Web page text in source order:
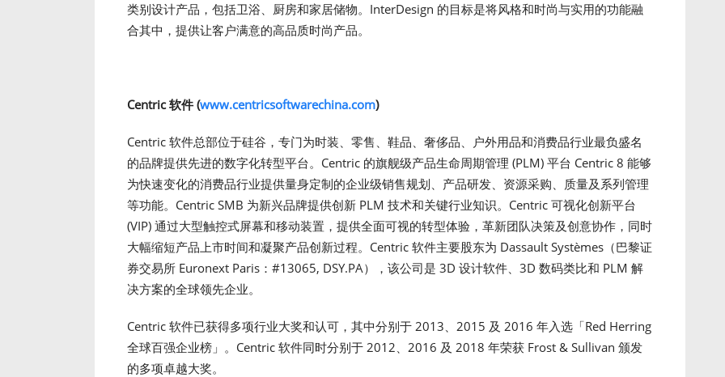
类别设计产品，包括卫浴、厨房和家居储物。InterDesign 的目标是将风格和时尚与实用的功能融
合其中，提供让客户满意的高品质时尚产品。
Centric软件(www.centricsoftwarechina.com)
Centric 软件总部位于硅谷，专门为时装、零售、鞋品、奢侈品、户外用品和消费品行业最负盛名
的品牌提供先进的数字化转型平台。Centric 的旗舰级产品生命周期管理 (PLM) 平台 Centric 8 能够
为快速变化的消费品行业提供量身定制的企业级销售规划、产品研发、资源采购、质量及系列管理
等功能。Centric SMB 为新兴品牌提供创新 PLM 技术和关键行业知识。Centric 可视化创新平台
(VIP) 通过大型触控式屏幕和移动装置，提供全面可视的转型体验，革新团队决策及创意协作，同时
大幅缩短产品上市时间和凝聚产品创新过程。Centric 软件主要股东为 Dassault Systèmes（巴黎证
券交易所 Euronext Paris：#13065, DSY.PA），该公司是 3D 设计软件、3D 数码类比和 PLM 解
决方案的全球领先企业。
Centric 软件已获得多项行业大奖和认可，其中分别于 2013、2015 及 2016 年入选「Red Herring
全球百强企业榜」。Centric 软件同时分别于 2012、2016 及 2018 年荣获 Frost & Sullivan 颁发
的多项卓越大奖。